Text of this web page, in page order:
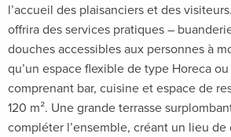
l’accueil des plaisanciers et des
offrira des services pratiques –
douches accessibles aux personnes à
qu’un espace flexible de type Horeca
comprenant bar, cuisine et espace de
120 m². Une grande terrasse
compléter l’ensemble, créant un lieu